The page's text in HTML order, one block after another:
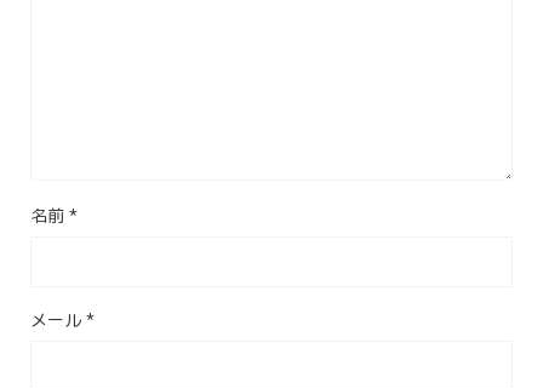
名前 *
メール *